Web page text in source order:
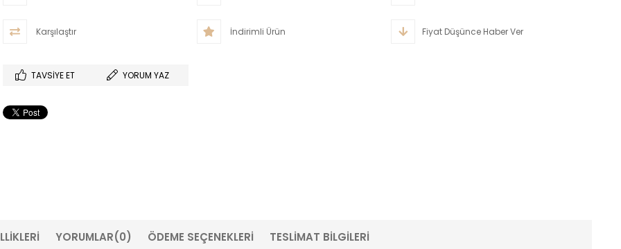
Karşılaştır İndirimli Ürün Fiyat Düşünce Haber Ver
TAVSIYE ET YORUM YAZ
YORUMLAR(0) ÖDEME SEÇENEKLERI TESLIMAT BILGILERI